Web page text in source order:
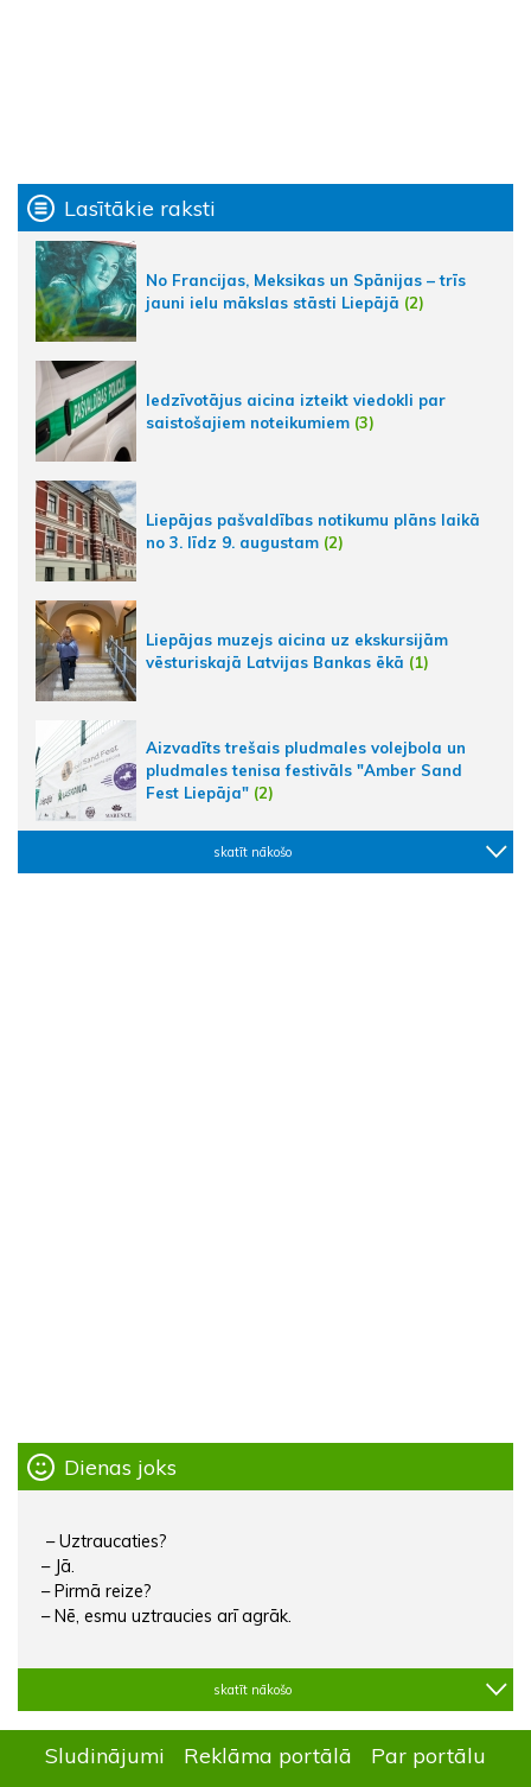
Lasītākie raksti
No Francijas, Meksikas un Spānijas – trīs
jauni ielu mākslas stāsti Liepājā (2)
Iedzīvotājus aicina izteikt viedokli par
saistošajiem noteikumiem (3)
Liepājas pašvaldības notikumu plāns laikā
no 3. līdz 9. augustam (2)
Liepājas muzejs aicina uz ekskursijām
vēsturiskajā Latvijas Bankas ēkā (1)
Aizvadīts trešais pludmales volejbola un
pludmales tenisa festivāls "Amber Sand
Fest Liepāja" (2)
skatīt nākošo
Dienas joks
– Uztraucaties?
– Jā.
– Pirmā reize?
– Nē, esmu uztraucies arī agrāk.
skatīt nākošo
Sludinājumi Reklāma portālā Par portālu